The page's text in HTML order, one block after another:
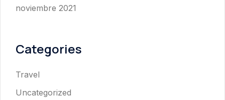
noviembre 2021
Categories
Travel
Uncategorized